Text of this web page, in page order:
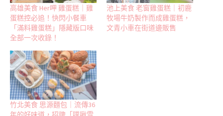
高雄美食 Her呷 雞蛋糕｜雞
蛋糕控必追！快閃小餐車
「滿料雞蛋糕」隱藏版口味
全部一次收錄！
池上美食 老窗雞蛋糕｜初鹿
牧場牛奶製作而成雞蛋糕，
文青小車在街道邊販售
竹北美食 思源麵包｜流傳36